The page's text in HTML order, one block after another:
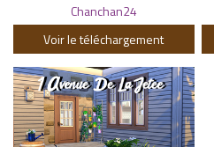
Chanchan24
Voir le téléchargement